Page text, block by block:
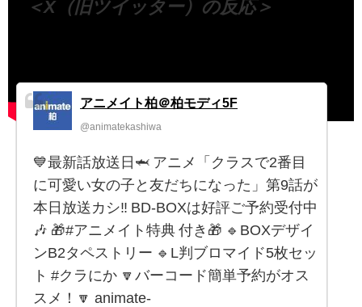
＜X（旧ツイッター）の反応＞
アニメイト柏＠柏モディ5F
@animatekashiwa
💙最新話放送日🦈 アニメ「クラスで2番目
に可愛い女の子と友だちになった」第9話が
本日放送カシ‼️ BD-BOXは好評ご予約受付中
🎶 🎁#アニメイト特典 付き🎁 🔹BOXデザイ
ンB2タペストリー 🔹L判ブロマイド5枚セッ
ト #クラにか 🔽バーコード簡単予約がオス
スメ！🔽 animate-